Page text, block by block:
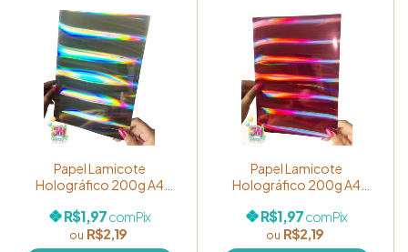
Papel Lamicote
Holográfico 200g A4
R$2,19
R$1,97comPix
Papel Lamicote
Holográfico 200g A4
R$2,19
R$1,97comPix